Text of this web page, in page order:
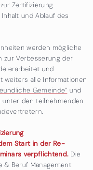
Zertifizierung
und Ablauf des
werden mögliche
zur Verbesserung der
erarbeitet und
weiters alle Informationen
Gemeinde“ und
unter den teilnehmenden
Start in der Re-
verpflichtend. Die
& Beruf Management